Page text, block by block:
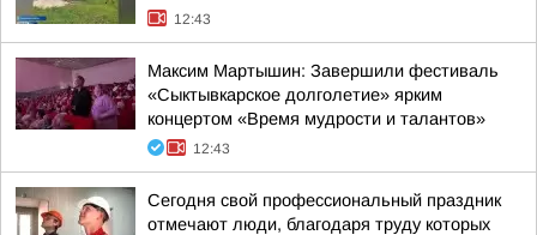
12:43
Максим Мартышин: Завершили фестиваль
«Сыктывкарское долголетие» ярким
концертом «Время мудрости и талантов»
12:43
Сегодня свой профессиональный праздник
отмечают люди, благодаря труду которых